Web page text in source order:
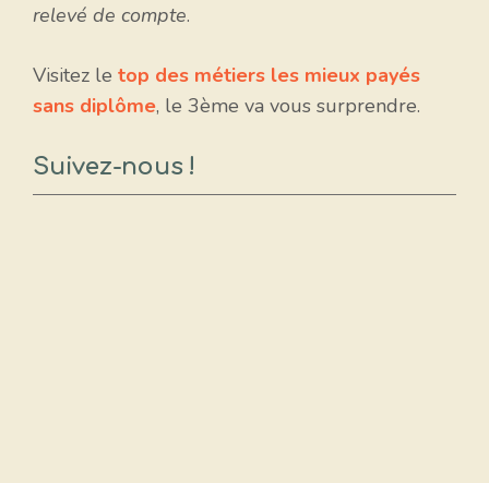
relevé de compte.
Visitez le top des métiers les mieux payés
sans diplôme, le 3ème va vous surprendre.
Suivez-nous !